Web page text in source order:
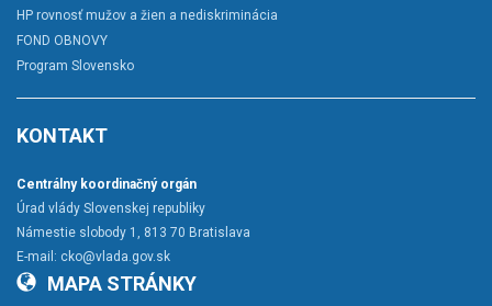
HP rovnosť mužov a žien a nediskriminácia
FOND OBNOVY
Program Slovensko
KONTAKT
Centrálny koordinačný orgán
Úrad vlády Slovenskej republiky
Námestie slobody 1, 813 70 Bratislava
E-mail: cko@vlada.gov.sk
MAPA STRÁNKY